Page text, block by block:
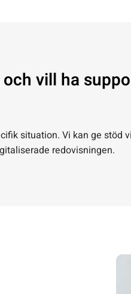
vill ha
situation. Vi kan ge stöd
redovisningen.